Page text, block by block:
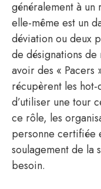
généralement à
elle-même est un
déviation ou deux
de désignations
avoir des « Pacers
récupèrent les
d’utiliser une tour
ce rôle, les
personne certifiée
soulagement de la
besoin.